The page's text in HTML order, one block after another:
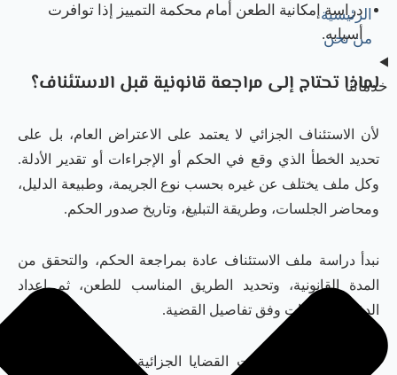
الرئيسية
من نحن
خدماتنا
دراسة إمكانية الطعن أمام محكمة التمييز إذا توافرت
أسبابه.
لماذا تحتاج إلى مراجعة قانونية قبل الاستئناف؟
لأن الاستئناف الجزائي لا يعتمد على الاعتراض العام، بل على
تحديد الخطأ الذي وقع في الحكم أو الإجراءات أو تقدير الأدلة.
وكل ملف يختلف عن غيره بحسب نوع الجريمة، وطبيعة الدليل،
ومحاضر الجلسات، وطريقة التبليغ، وتاريخ صدور الحكم.
نبدأ دراسة ملف الاستئناف عادة بمراجعة الحكم، والتحقق من
المدة القانونية، وتحديد الطريق المناسب للطعن، ثم إعداد
الدفوع والطلبات وفق تفاصيل القضية.
ويتم التعامل مع ملفات القضايا الجزائية بسرية وحرص، مع